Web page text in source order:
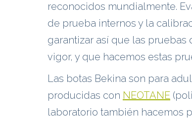
reconocidos mundialmente.
de prueba internos y la
garantizar así que las
vigor, y que hacemos estas
Las botas Bekina son para
producidas con NEOTANE
laboratorio también hacemos